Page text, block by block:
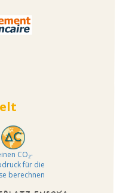
CO₂-
für die
berechnen